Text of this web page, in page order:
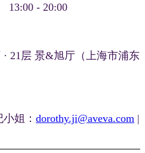
13:00 - 20:00
· 21层 景&旭厅（上海市浦东
姐： dorothy.ji@aveva.com |